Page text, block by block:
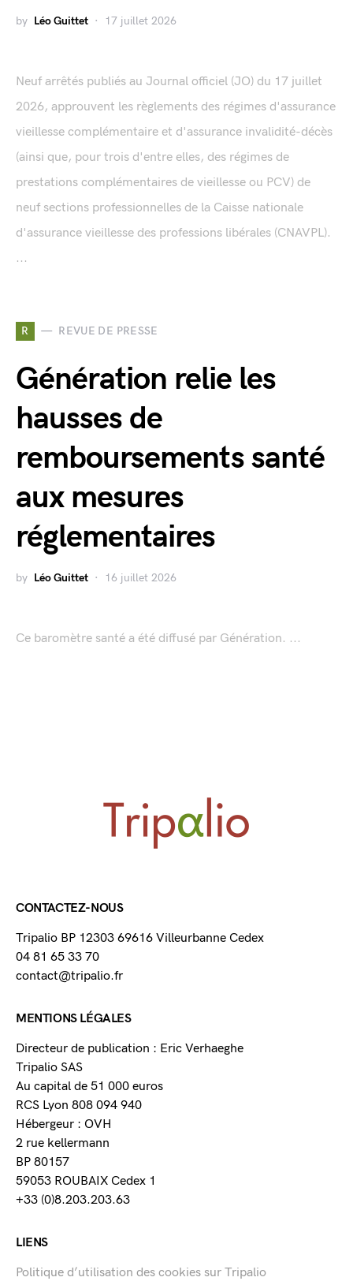
by Léo Guittet 17 juillet 2026
Neuf arrêtés publiés au Journal officiel (JO) du 17 juillet
2026, approuvent les règlements des régimes d'assurance
vieillesse complémentaire et d'assurance invalidité-décès
(ainsi que, pour trois d'entre elles, des régimes de
prestations complémentaires de vieillesse ou PCV) de
neuf sections professionnelles de la Caisse nationale
d'assurance vieillesse des professions libérales (CNAVPL).
...
R REVUE DE PRESSE
Génération relie les
hausses de
remboursements santé
aux mesures
réglementaires
by Léo Guittet 16 juillet 2026
Ce baromètre santé a été diffusé par Génération. ...
CONTACTEZ-NOUS
Tripalio BP 12303 69616 Villeurbanne Cedex
04 81 65 33 70
contact@tripalio.fr
MENTIONS LÉGALES
Directeur de publication : Eric Verhaeghe
Tripalio SAS
Au capital de 51 000 euros
RCS Lyon 808 094 940
Hébergeur : OVH
2 rue kellermann
BP 80157
59053 ROUBAIX Cedex 1
+33 (0)8.203.203.63
LIENS
Politique d’utilisation des cookies sur Tripalio